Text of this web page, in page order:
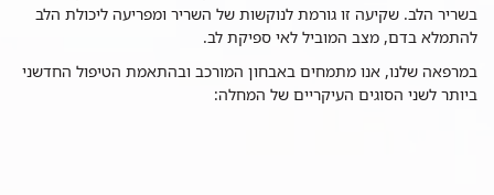
זה
בדף
עמילואידוזיס
בשריר הלב. שקיעה זו גורמת לנוקשות של השריר ומפריעה ליכולת הלב
להתמלא בדם, מצב המוביל לאי ספיקת לב.
במרפאה שלנו, אנו מתמחים באבחון המורכב ובהתאמת הטיפול החדשני
ביותר לשני הסוגים העיקריים של המחלה: